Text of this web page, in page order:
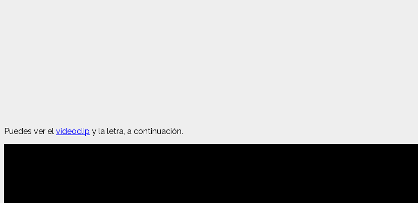
Puedes ver el videoclip y la letra, a continuación.